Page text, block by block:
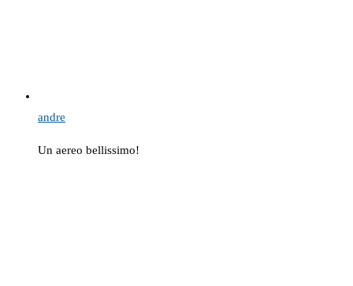
andre
Un aereo bellissimo!